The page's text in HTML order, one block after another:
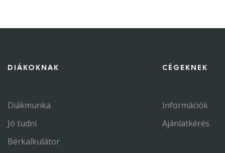
DIÁKOKNAK
Diákmunka
Jó tudni
Bérkalkulátor
CÉGEKNEK
Információk
Ajánlatkérés